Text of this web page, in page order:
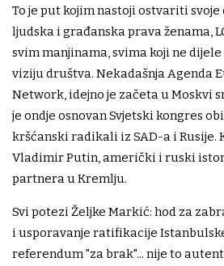
To je put kojim nastoji ostvariti
ljudska i građanska prava ženama,
svim manjinama, svima koji ne
viziju društva. Nekadašnja Agenda
Network, idejno je začeta u Moskvi
je ondje osnovan Svjetski kongres
kršćanski radikali iz SAD-a i Rusije.
Vladimir Putin, američki i ruski
partnera u Kremlju.
Svi potezi Željke Markić: hod za
i usporavanje ratifikacije
referendum "za brak"... nije to